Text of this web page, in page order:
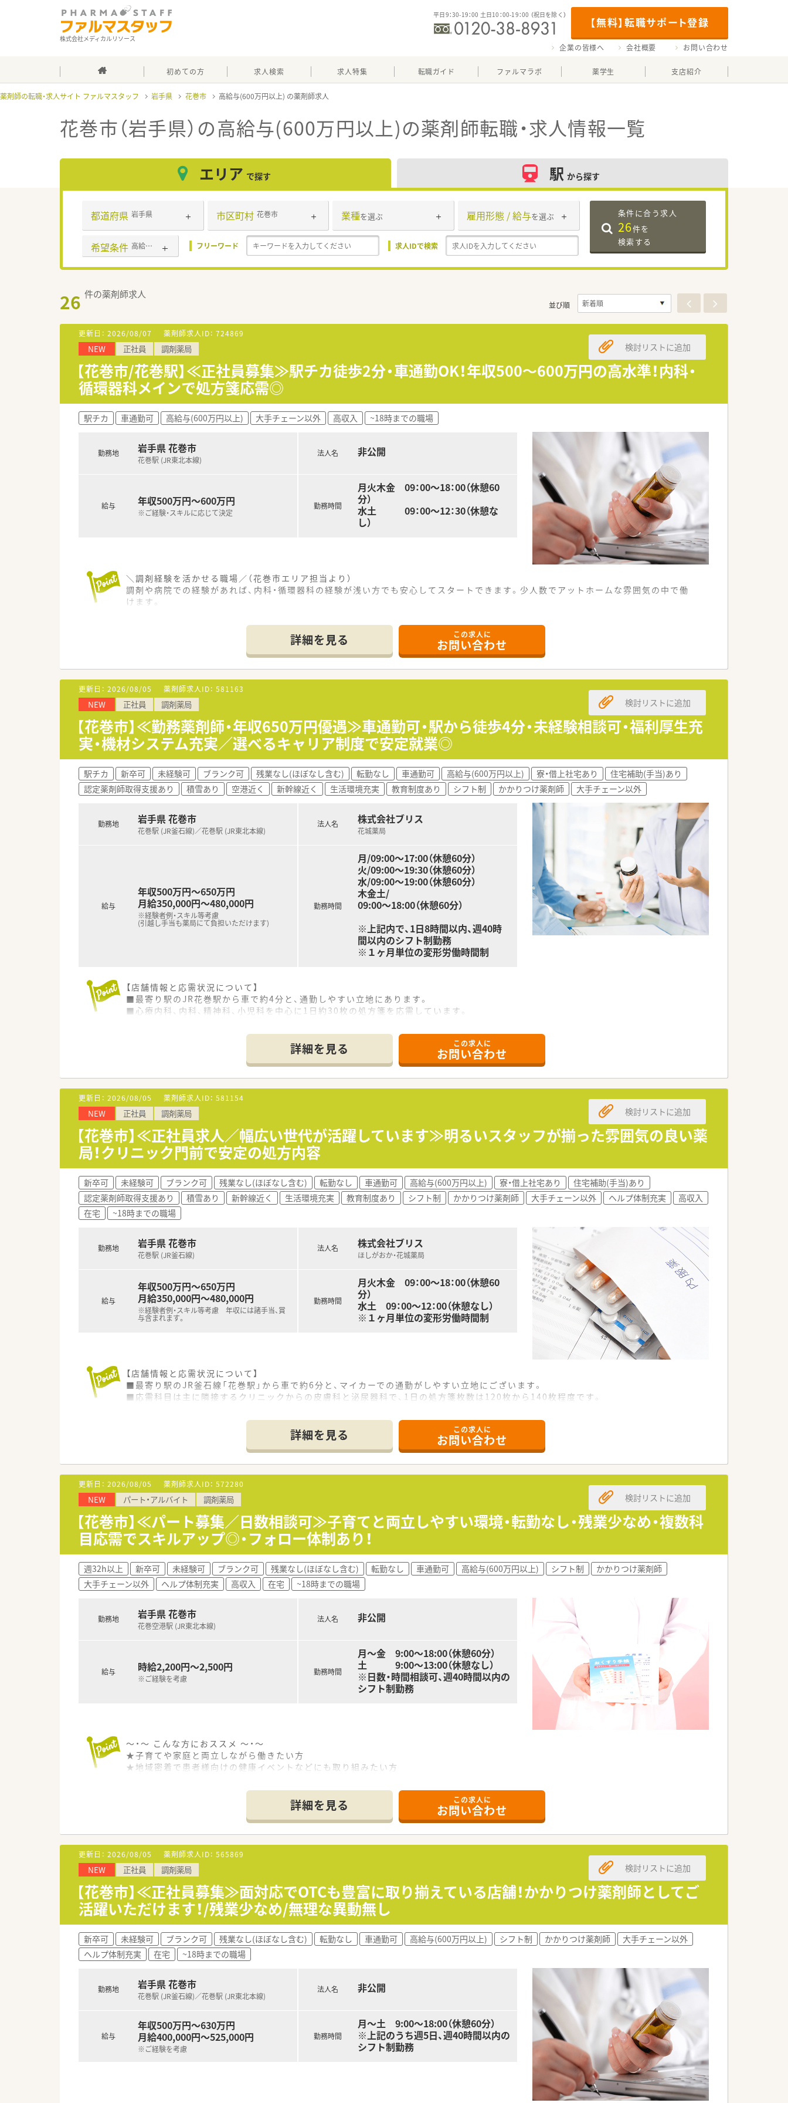
株式会社メディカルリソース
【無料】転職サポート登録
平日9：30-19：00 土日10：00-19：00 （祝日を除く）
企業の皆様へ 会社概要 お問い合わせ
初めての方 求人検索 求人特集 転職ガイド ファルマラボ 薬学生 支店紹介
薬剤師の転職・求人サイト ファルマスタッフ 岩手県 花巻市 高給与(600万円以上)
花巻市（岩手県）の高給与(600万円以上)の薬剤師転職・求人情報一覧
エリア で探す 駅 から探す
都道府県 岩手県 市区町村 花巻市 業種を選ぶ 雇用形態 / 給与を選ぶ
希望条件 高給与(600万円以上) フリーワード 求人IDで検索
条件に合う求人
26件を
検索する
26 件の薬剤師求人
並び順
更新日： 2026/08/07 薬剤師求人ID： 724869
NEW 正社員 調剤薬局
【花巻市/花巻駅】≪正社員募集≫駅チカ徒歩2分・車通勤OK！年収500～600万円の高水準！内科・
循環器科メインで処方箋応需◎
検討リストに追加
駅チカ 車通勤可 高給与(600万円以上) 大手チェーン以外 高収入 ~18時までの職場
勤務地 岩手県 花巻市
花巻駅 (JR東北本線)
給与 年収500万円～600万円
※ご経験・スキルに応じて決定
法人名 非公開
勤務時間
月火木金 09：00～18：00（休憩60
分）
水土 09：00～12：30（休憩な
し）
＼調剤経験を活かせる職場／（花巻市エリア担当より）
調剤や病院での経験があれば、内科・循環器科の経験が浅い方でも安心してスタートできます。少人数でアットホームな雰囲気の中で働
けます。
【店舗情報と応需状況について】
■花巻駅から徒歩2分というアクセス抜群の立地にあり、通勤にかかる時間や負担を大幅に軽減できる便利な調剤薬局です。
■近隣のクリニックから内科や循環器科の処方箋を1日30から40枚程度応需しており、地域医療に深く貢献しています。
■月火木金は18時まで、水土は12時30分までの開局時間となっており、メリハリをつけて働くことが可能な環境です。
【法人特徴について】
■岩手県内で調剤薬局を3店舗展開している地元密着型の法人であり、地域の皆様から厚い信頼を得て安定した経営を行っています。
■大手チェーン店にはない、アットホームで風通しの良い社風が魅力であり、従業員同士の絆を大切にしながら働ける環境です。
■地域医療の担い手として、患者様の健康増進に貢献することを第一に掲げ、質の高い医療サービスの提供に日々努めています。
【職場環境と雰囲気】
■花巻駅から徒歩2分という好立地に加え、マイカーでの通勤も可能となっており、個人のライフスタイルに合わせた通勤が可能です。
■各種社会保険が完備されているだけでなく、通勤手当もしっかりと支給されるため、安心して業務に集中できる職場環境です。
■少人数体制だからこそお互いを助け合う風土が根付いており、困ったことがあってもすぐに相談できる温かい雰囲気が魅力です。
■これまでの調剤経験や病院勤務での経験を存分に活かし、即戦力として薬局の運営を支えているベテラン薬剤師が活躍しています。
■患者様の小さな変化にも気を配り、親身になって話を聞くことができるコミュニケーション能力の高いスタッフが多数在籍していま
す。
■自分の知識をさらに深めたいという成長意欲を持ち、日々の業務を通じて循環器科などの専門性を磨き続けている方が活躍中です。
詳細を見る この求人に
お問い合わせ
更新日： 2026/08/05 薬剤師求人ID： 581163
NEW 正社員 調剤薬局
【花巻市】≪勤務薬剤師・年収650万円優遇≫車通勤可・駅から徒歩4分・未経験相談可・福利厚生充
実・機材システム充実／選べるキャリア制度で安定就業◎
検討リストに追加
駅チカ 新卒可 未経験可 ブランク可 残業なし(ほぼなし含む) 転勤なし 車通勤可 高給与(600万円以上) 寮・借上社宅あり
住宅補助(手当)あり
認定薬剤師取得支援あり
積雪あり 空港近く 新幹線近く 生活環境充実 教育制度あり シフト制 かかりつけ薬剤師 大手チェーン以外
勤務地 岩手県 花巻市
花巻駅 (JR釜石線)／花巻駅 (JR東北本線)
給与
年収500万円～650万円
月給350,000円～480,000円
※経験者例・スキル等考慮
(引越し手当も薬局にて負担いただけます)
法人名 株式会社ブリス
花城薬局
勤務時間
月/09:00～17:00（休憩60分）
火/09:00～19:30（休憩60分）
水/09:00～19:00（休憩60分）
木金土/
09:00～18:00（休憩60分）
※上記内で、1日8時間以内、週40時
間以内のシフト制勤務
※１ヶ月単位の変形労働時間制
【店舗情報と応需状況について】
■最寄り駅のJR花巻駅から車で約4分と、通勤しやすい立地にあります。
■心療内科、内科、精神科、小児科を中心に1日約30枚の処方箋を応需しています。
■ご経験やスキル、年齢を考慮し、年収500万円から650万円の範囲で優遇します。
■昇給は年1回（4月）、賞与は年2回（6月・12月）の支給実績がございます。
■住宅手当（上限3.5万円）や引越し手当の支給があり、経済的なサポートも万全です。
【職場環境と雰囲気】
■電子化・システム化が推進されており、効率的に業務に取り組める環境が整備されています。
■残業時間が少ないため、服薬指導など患者さまとの対話に時間を充てることができます。
■社員が気持ちよく、安心して長く働けるような職場づくりを法人が推進しています。
詳細を見る この求人に
お問い合わせ
更新日： 2026/08/05 薬剤師求人ID： 581154
NEW 正社員 調剤薬局
【花巻市】≪正社員求人／幅広い世代が活躍しています≫明るいスタッフが揃った雰囲気の良い薬
局！クリニック門前で安定の処方内容
検討リストに追加
新卒可 未経験可 ブランク可 残業なし(ほぼなし含む) 転勤なし 車通勤可 高給与(600万円以上) 寮・借上社宅あり
住宅補助(手当)あり
認定薬剤師取得支援あり
積雪あり 新幹線近く 生活環境充実 教育制度あり シフト制 かかりつけ薬剤師 大手チェーン以外 ヘルプ体制充実
高収入
在宅
~18時までの職場
勤務地 岩手県 花巻市
花巻駅 (JR釜石線)
給与
年収500万円～650万円
月給350,000円～480,000円
※経験者例・スキル等考慮 年収には諸手当、賞
与含まれます。
法人名 株式会社ブリス
ほしがおか・花城薬局
勤務時間
月火木金 09：00～18：00（休憩60
分）
水土 09：00～12：00（休憩なし）
※１ヶ月単位の変形労働時間制
【店舗情報と応需状況について】
■最寄り駅のJR釜石線「花巻駅」から車で約6分と、マイカーでの通勤がしやすい立地にございます。
■応需科目は主に隣接するクリニックからの皮膚科と泌尿器科で、1日の処方箋枚数は120枚から140枚程度です。
■ご経験や能力を十分に考慮し、年収500万円から最大650万円までの高水準な給与が可能です。
■上限3.5万円の住宅手当や地域手当など、日々の生活をサポートする各種手当が充実しています。
■お休みは日曜日と祝日に加え、平日に半日休みが2回あり、週休2日制でプライベートも確保できます。
【想定される業務内容】
■主な業務として、処方箋に基づく調剤業務、監査、そして患者様への丁寧な服薬指導をお任せします。
■メインで応需している皮膚科領域の専門知識を深めながら、患者様の様々なお悩みに対応していただきます。
■待合室にはOTC医薬品も豊富に取り揃えており、セルフメディケーションの推進にも携われます。
【こんな方にオススメ】
■皮膚科領域の専門性を深めつつ、幅広い知識を身につけてスキルアップしたいという方におすすめです。
■残業が少なく休日もしっかり確保できるため、仕事と私生活のメリハリをつけたい方に最適な環境です。
■地域に密着した医療サービスに貢献したいという想いがあり、患者様とじっくり向き合いたい方にぴったりです。
詳細を見る この求人に
お問い合わせ
更新日： 2026/08/05 薬剤師求人ID： 572280
NEW パート・アルバイト 調剤薬局
【花巻市】≪パート募集／日数相談可≫子育てと両立しやすい環境・転勤なし・残業少なめ・複数科
目応需でスキルアップ◎・フォロー体制あり！
検討リストに追加
週32h以上 新卒可 未経験可 ブランク可 残業なし(ほぼなし含む) 転勤なし 車通勤可 高給与(600万円以上) シフト制
かかりつけ薬剤師
大手チェーン以外
ヘルプ体制充実 高収入 在宅 ~18時までの職場
勤務地 岩手県 花巻市
花巻空港駅 (JR東北本線)
給与 時給2,200円～2,500円
※ご経験を考慮
法人名 非公開
勤務時間
月～金 9:00～18:00（休憩60分）
土 9:00～13:00（休憩なし）
※日数・時間相談可、週40時間以内の
シフト制勤務
～・～ こんな方におススメ ～・～
★子育てや家庭と両立しながら働きたい方
★地域密着で患者様向けの健康イベントなどにも取り組みたい方
★患者様の生涯に寄り添えるやりがいを求めている方
社員は新卒～ベテランまで在籍。バランスよく年代が分かれていて、男女比も6:4とバランスよく、風通しの良さ・企業としての安定感も
あります。薬剤師間の交流もあり、定着率の良さにも繋がっています。また、人事評価もあり、頑張った分だけ給与に反映してくれる体制
も整えているため、やりがいを感じられるよう工夫されています。
～・～ 店舗紹介 ～・～
内科クリニック門前で、内科のほか外科・皮膚科・整形外科など幅広く科目を経験できる環境です。
1日あたりの処方箋枚数は60枚程度で薬剤師は3名在籍しております。年齢層は20～40代でこれから経験を積みたいという方にもピッ
タリな環境です◎
～・～ 企業情報 ～・～
患者様の一生に関われる、トータルケアができる企業を目指しています。薬局経営だけではなく、OTC販売、介護用品のレンタルと患者
様の医療機関の外の生活に寄り添えるサービス展開をされています。花巻市に3店舗、北上市に1店舗経営しており、ドミナント展開して
います。社内の風通しも良く、業務改善や患者様向けのイベントなども社員発信で実施されたり、やりがいのある職場環境を目指してい
ます。
～・～ 長く安心して働きたい方必見！ ～・～
無理に店舗拡大を考えず、地域の患者様に寄り添ったサービスを考え、地域密着で経営しています。無理な異動や転居が必要な異動も無
く、腰を据えて働ける職場環境です。ドミナント展開しており、ヘルプ体制も整えているため、お互い様精神で助け合いながら働けます。
有給やお休みの調整も相談しやすい環境です。
詳細を見る この求人に
お問い合わせ
更新日： 2026/08/05 薬剤師求人ID： 565869
NEW 正社員 調剤薬局
【花巻市】≪正社員募集≫面対応でOTCも豊富に取り揃えている店舗！かかりつけ薬剤師としてご
活躍いただけます！/残業少なめ/無理な異動無し
検討リストに追加
新卒可 未経験可 ブランク可 残業なし(ほぼなし含む) 転勤なし 車通勤可 高給与(600万円以上) シフト制 かかりつけ薬剤師
大手チェーン以外
ヘルプ体制充実
在宅 ~18時までの職場
勤務地 岩手県 花巻市
花巻駅 (JR釜石線)／花巻駅 (JR東北本線)
給与
年収500万円～630万円
月給400,000円～525,000円
※ご経験を考慮
法人名 非公開
勤務時間
月～土 9:00～18:00（休憩60分）
※上記のうち週5日、週40時間以内の
シフト制勤務